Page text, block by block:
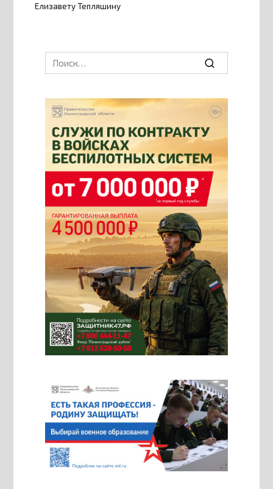
Елизавету Тепляшину
Search
for: